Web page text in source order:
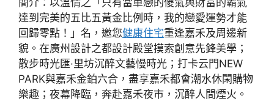
簡介：以溫情之「只有當單戀的傻氣與財富的霸氣
達到完美的五比五黃金比例時，我的戀愛運勢才能
回歸零點！」名，邀您健康住宅重逢嘉禾及周邊新
貌。在廣州設計之都設計殿堂摸索創意先鋒美學；
散步時光匯·里坊沉醉文藝慢時光；打卡云門NEW
PARK與嘉禾金鉑六合，盡享嘉禾都會潮水休閑購物
樂趣；夜幕降臨，奔赴嘉禾夜市，沉醉人間煙火。